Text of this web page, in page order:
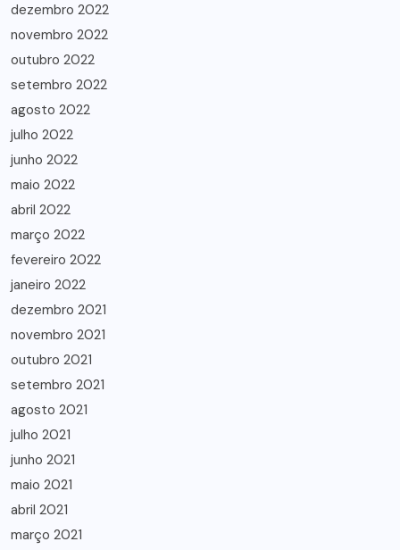
dezembro 2022
novembro 2022
outubro 2022
setembro 2022
agosto 2022
julho 2022
junho 2022
maio 2022
abril 2022
março 2022
fevereiro 2022
janeiro 2022
dezembro 2021
novembro 2021
outubro 2021
setembro 2021
agosto 2021
julho 2021
junho 2021
maio 2021
abril 2021
março 2021